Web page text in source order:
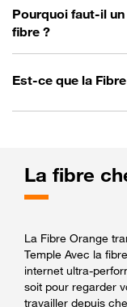
Pourquoi faut-il
fibre ?
Est-ce que la
La fibre
La Fibre Orange
Temple Avec la
internet ultra-
soit pour regarder
travailler depuis